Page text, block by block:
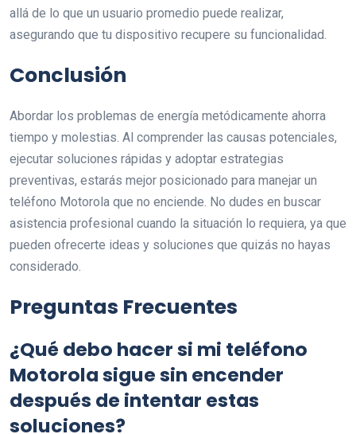
allá de lo que un usuario promedio puede realizar,
asegurando que tu dispositivo recupere su funcionalidad.
Conclusión
Abordar los problemas de energía metódicamente ahorra
tiempo y molestias. Al comprender las causas potenciales,
ejecutar soluciones rápidas y adoptar estrategias
preventivas, estarás mejor posicionado para manejar un
teléfono Motorola que no enciende. No dudes en buscar
asistencia profesional cuando la situación lo requiera, ya que
pueden ofrecerte ideas y soluciones que quizás no hayas
considerado.
Preguntas Frecuentes
¿Qué debo hacer si mi teléfono
Motorola sigue sin encender
después de intentar estas
soluciones?